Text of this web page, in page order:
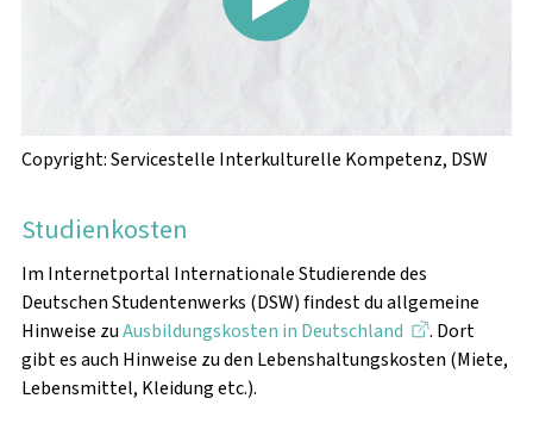
Copyright: Servicestelle Interkulturelle Kompetenz, DSW
Studienkosten
Im Internetportal Internationale Studierende des
Deutschen Studentenwerks (DSW) findest du allgemeine
Hinweise zuAusbildungskosten in Deutschland
. Dort
gibt es auch Hinweise zu den Lebenshaltungskosten (Miete,
Lebensmittel, Kleidung etc.).